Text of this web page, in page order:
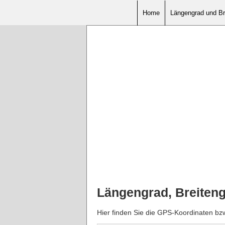
Home Längengrad und
Längengrad,
Hier finden Sie die GPS-Koordinaten